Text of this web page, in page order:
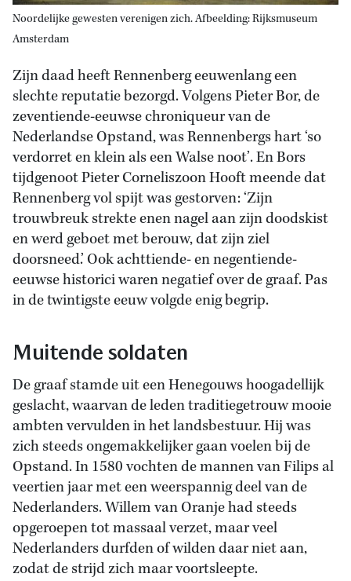
Noordelijke gewesten verenigen zich. Afbeelding: Rijksmuseum
Amsterdam
Zijn daad heeft Rennenberg eeuwenlang een
slechte reputatie bezorgd. Volgens Pieter Bor, de
zeventiende-eeuwse chroniqueur van de
Nederlandse Opstand, was Rennenbergs hart ‘so
verdorret en klein als een Walse noot’. En Bors
tijdgenoot Pieter Corneliszoon Hooft meende dat
Rennenberg vol spijt was gestorven: ‘Zijn
trouwbreuk strekte enen nagel aan zijn doodskist
en werd geboet met berouw, dat zijn ziel
doorsneed.’ Ook achttiende- en negentiende-
eeuwse historici waren negatief over de graaf. Pas
in de twintigste eeuw volgde enig begrip.
Muitende soldaten
De graaf stamde uit een Henegouws hoogadellijk
geslacht, waarvan de leden traditiegetrouw mooie
ambten vervulden in het landsbestuur. Hij was
zich steeds ongemakkelijker gaan voelen bij de
Opstand. In 1580 vochten de mannen van Filips al
veertienjaar met een weerspannig deel van de
Nederlanders. Willem van Oranje had steeds
opgeroepen tot massaal verzet, maar veel
Nederlanders durfden of wilden daar niet aan,
zodat de strijd zich maar voortsleepte.